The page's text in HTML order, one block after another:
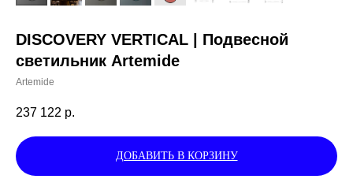
DISCOVERY VERTICAL | Подвесной
светильник Artemide
Artemide
237 122 р.
ДОБАВИТЬ В КОРЗИНУ